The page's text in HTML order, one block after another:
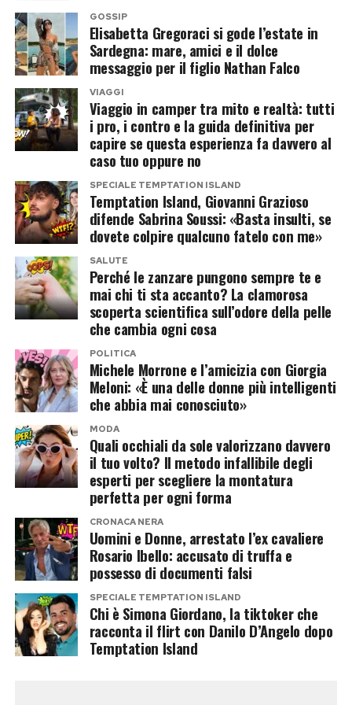
Post Views: 318
pronto a tornare a settembre con un’edizione vip
condotta da Ilary Blasi, starebbe valutando la
possibilità di coinvolgere anche Alejandro
Martinez, imprenditore colombiano e compagno
di Casalino.
La coppia potrebbe entrare insieme,
trasformando la partecipazione in un racconto
sentimentale oltre che televisivo. Resta aperta
anche l’ipotesi di un ingresso in solitaria, mentre
sul tavolo continua a esserci l’opzione più
semplice: un doppio no e tutti a casa, ma senza
telecamere.
Chi è Alejandro Martinez, il
compagno che piace al reality
Alejandro Martinez potrebbe rappresentare la
vera carta a sorpresa dell’operazione.
Imprenditore colombiano, è legato
sentimentalmente a Casalino e finora ha
mantenuto un profilo molto più riservato
rispetto al compagno.
Proprio questa differenza potrebbe incuriosire
gli autori. Da una parte un volto abituato alle
telecamere, alle polemiche politiche e alla
comunicazione pubblica; dall’altra una figura
meno conosciuta dal grande pubblico, pronta a
debuttare davanti a milioni di spettatori. Una
GOSSIP
Elisabetta Gregoraci si gode l’estate in
Sardegna: mare, amici e il dolce
messaggio per il figlio Nathan Falco
VIAGGI
Viaggio in camper tra mito e realtà: tutti
i pro, i contro e la guida definitiva per
capire se questa esperienza fa davvero al
caso tuo oppure no
SPECIALE TEMPTATION ISLAND
Temptation Island, Giovanni Grazioso
difende Sabrina Soussi: «Basta insulti, se
dovete colpire qualcuno fatelo con me»
SALUTE
Perché le zanzare pungono sempre te e
mai chi ti sta accanto? La clamorosa
scoperta scientifica sull’odore della pelle
che cambia ogni cosa
POLITICA
Michele Morrone e l’amicizia con Giorgia
Meloni: «È una delle donne più intelligenti
che abbia mai conosciuto»
MODA
Quali occhiali da sole valorizzano davvero
il tuo volto? Il metodo infallibile degli
esperti per scegliere la montatura
perfetta per ogni forma
CRONACA NERA
Uomini e Donne, arrestato l’ex cavaliere
Rosario Ibello: accusato di truffa e
possesso di documenti falsi
SPECIALE TEMPTATION ISLAND
Chi è Simona Giordano, la tiktoker che
racconta il flirt con Danilo D’Angelo dopo
Temptation Island